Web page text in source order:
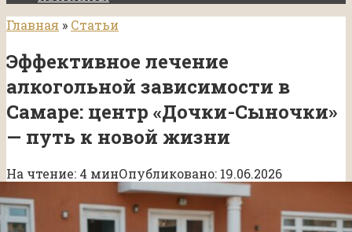
Главная » Статьи
Эффективное лечение
алкогольной зависимости в
Самаре: центр «Дочки-Сыночки»
— путь к новой жизни
На чтение: 4 минОпубликовано: 19.06.2026